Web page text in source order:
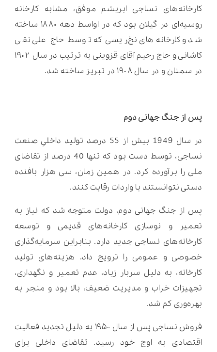
کارخانه‌های نساجی ابریشم موفق، مشابه کارخانه
روسیه‌ای در گیلان بود که در اواسط دهه ۱۸۸۰ ساخته
شد و کارخانه‌های نخ‌ریسی که توسط حاج علی نقی
کاشانی و حاج رحیم آقای قزوینی به ترتیب در سال ۱۹۰۲
در سمنان و در سال ۱۹۰۸ در تبریز ساخته شد.
پس از جنگ جهانی دوم
در سال 1949 بیش از 55 درصد تولید داخلیِ صنعت
نساجی، توسط دست بود که تنها 40 درصد از تقاضای
ملی را برآورده کرد. در همین زمان، سی هزار بافنده
دستی نتوانستند با واردات رقابت کنند.
پس از جنگ جهانی دوم، دولت متوجه شد که نیاز به
تعمیر و نوسازی کارخانه‌های قدیمی و توسعه
کارخانه‌های نساجی جدید دارد. بنابراین سرمایه‌گذاری
خصوصی و عمومی را ترویج داد. هزینه‌های تولید
کارخانه، به دلیل سربار زیاد، عدم تعمیر و نگهداری،
تجهیزات خراب و مدیریت ضعیف، بالا بود و منجر به
بهره‌وری کم شد.
فروش نساجی پس از سال ۱۹۵۰ به دلیل تجدید فعالیت
اقتصادی به اوج خود رسید. تقاضای داخلی برای